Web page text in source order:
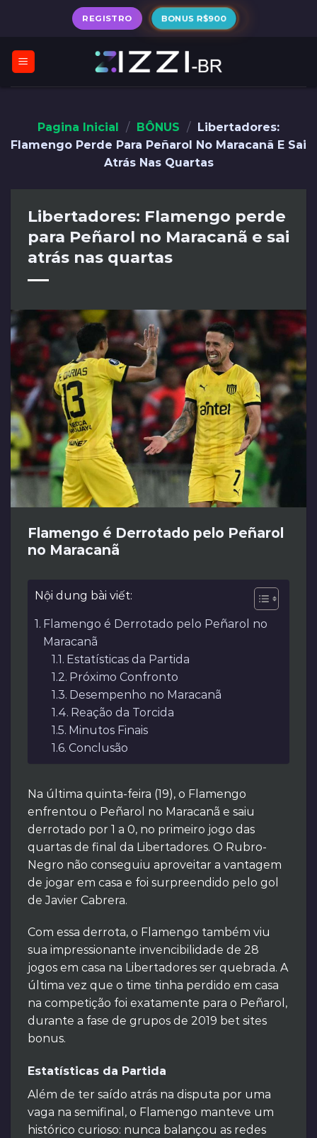
REGISTRO BONUS R$900
Pagina Inicial / BÔNUS / Libertadores:
Flamengo Perde Para Peñarol No Maracanã E Sai
Atrás Nas Quartas
Libertadores: Flamengo perde
para Peñarol no Maracanã e sai
atrás nas quartas
Flamengo é Derrotado pelo Peñarol
no Maracanã
Nội dung bài viết:
Flamengo é Derrotado pelo Peñarol no
Maracanã
Estatísticas da Partida
Próximo Confronto
Desempenho no Maracanã
Reação da Torcida
Minutos Finais
Conclusão
Na última quinta-feira (19), o Flamengo
enfrentou o Peñarol no Maracanã e saiu
derrotado por 1 a 0, no primeiro jogo das
quartas de final da Libertadores. O Rubro-
Negro não conseguiu aproveitar a vantagem
de jogar em casa e foi surpreendido pelo gol
de Javier Cabrera.
Com essa derrota, o Flamengo também viu
sua impressionante invencibilidade de 28
jogos em casa na Libertadores ser quebrada. A
última vez que o time tinha perdido em casa
na competição foi exatamente para o Peñarol,
durante a fase de grupos de 2019 bet sites
bonus.
Estatísticas da Partida
Além de ter saído atrás na disputa por uma
vaga na semifinal, o Flamengo manteve um
histórico curioso: nunca balançou as redes